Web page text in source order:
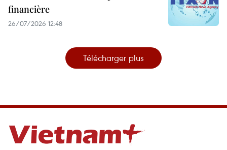
financière
26/07/2026 12:48
Télécharger plus